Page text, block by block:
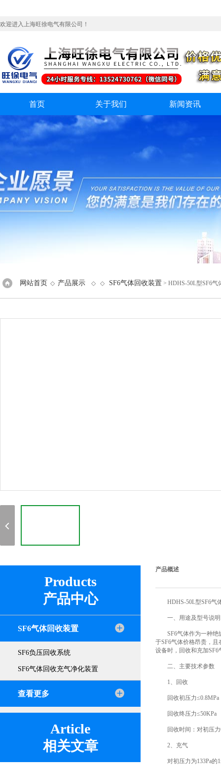
欢迎进入上海旺徐电气有限公司！
首页 关于我们 新闻资讯
网站首页 ◇ 产品展示 ◇ ◇ SF6气体回收装置 > HDHS-50L型SF6气
Products
产品中心
SF6气体回收装置
SF6负压回收系统
SF6气体回收充气净化装置
查看更多
Article
相关文章
产品概述
HDHS-50L型SF6气
一、用途及型号说明
SF6气体作为一种绝缘
于SF6气体价格昂贵，
设备时，回收和充加
二、主要技术参数
1、回收
回收初压力≤0.8MPa
回收终压力≤50KPa
回收时间：对初压力
2、充气
对初压力为133Pa的